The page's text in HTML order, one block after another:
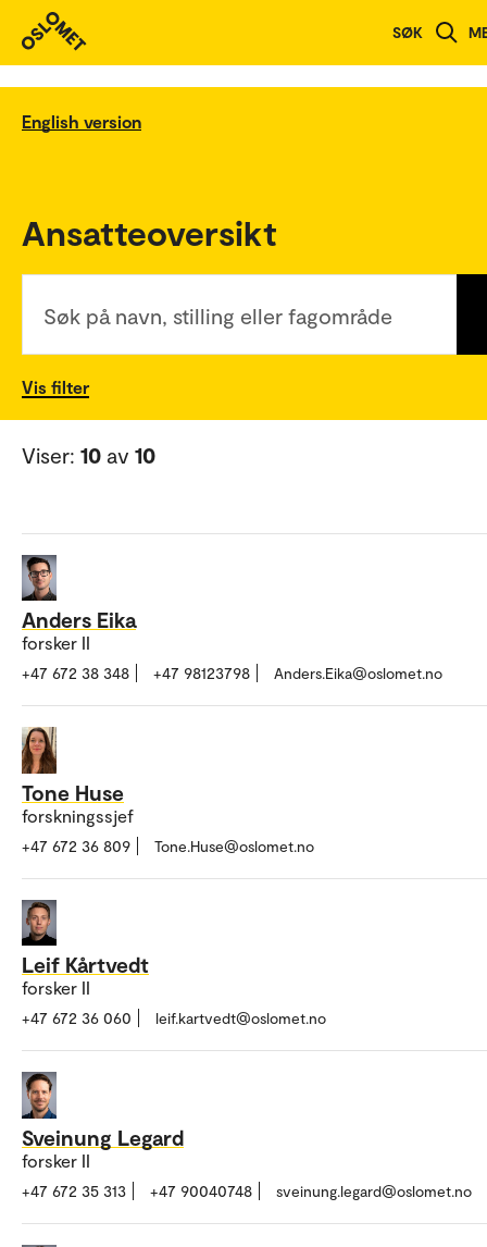
SØK
English version
Ansatteoversikt
Søk på navn, stilling eller fagområde
Vis filter
Viser: 10 av 10
Anders Eika
forsker II
+47 672 38 348 +47 98123798 Anders.Eika@oslomet.no
Tone Huse
forskningssjef
+47 672 36 809 Tone.Huse@oslomet.no
Leif Kårtvedt
forsker II
+47 672 36 060 leif.kartvedt@oslomet.no
Sveinung Legard
forsker II
+47 672 35 313 +47 90040748 sveinung.legard@oslomet.no